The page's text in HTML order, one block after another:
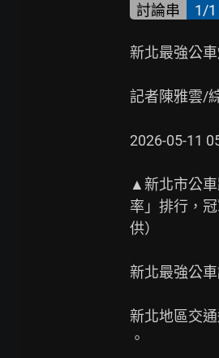
討論串 1/1
新北最強公
記者陳雅雲/
2026-05-11
▲新北市公
率」排行，
供）
新北最強公車
新北地區交
。